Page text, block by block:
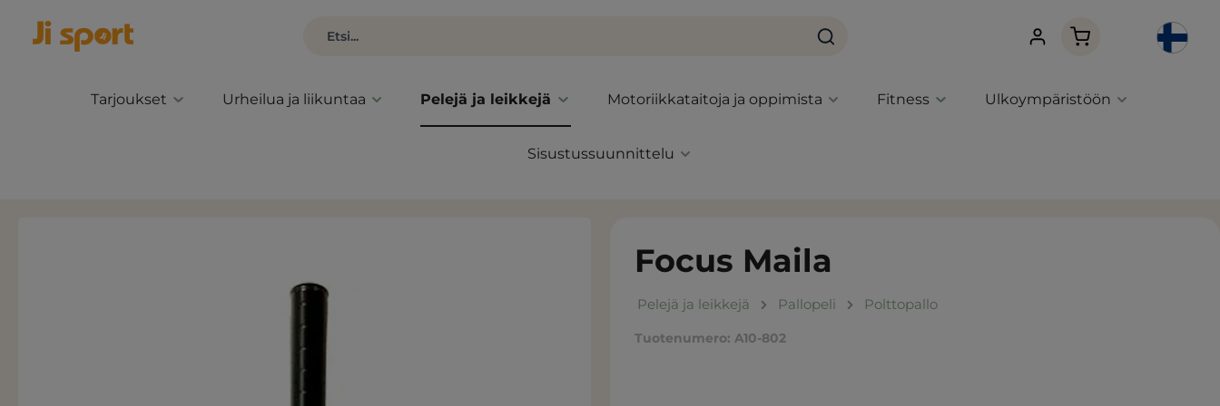
Ostoskori sisältää
Tarjoukset Urheilua ja liikuntaa Pelejä ja leikkejä Motoriikkataitoja ja oppimista Fitness Ulkoympäristöön
Sisustussuunnittelu
Focus Maila
Pelejä ja leikkejä Pallopeli Polttopallo
Tuotenumero: A10-802